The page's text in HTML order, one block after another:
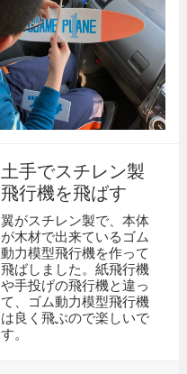
土手でスチレン製
飛行機を飛ばす
翼がスチレン製で、本体
が木材で出来ているゴム
動力模型飛行機を作って
飛ばしました。紙飛行機
や手投げの飛行機と違っ
て、ゴム動力模型飛行機
は良く飛ぶので楽しいで
す。